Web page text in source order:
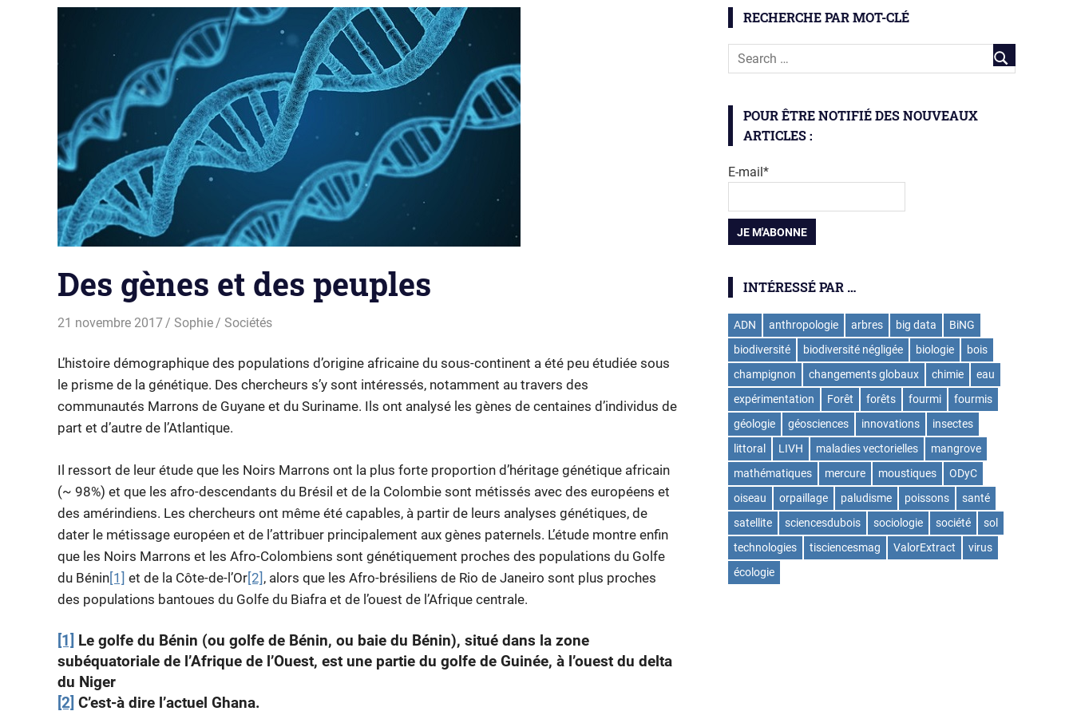
Des gènes et des peuples
21 novembre 2017 Sophie Sociétés
L’histoire démographique des populations d’origine africaine du sous-continent a été peu étudiée sous
le prisme de la génétique. Des chercheurs s’y sont intéressés, notamment au travers des
communautés Marrons de Guyane et du Suriname. Ils ont analysé les gènes de centaines d’individus de
part et d’autre de l’Atlantique.
Il ressort de leur étude que les Noirs Marrons ont la plus forte proportion d’héritage génétique africain
(~ 98%) et que les afro-descendants du Brésil et de la Colombie sont métissés avec des européens et
des amérindiens. Les chercheurs ont même été capables, à partir de leurs analyses génétiques, de
dater le métissage européen et de l’attribuer principalement aux gènes paternels. L’étude montre enfin
que les Noirs Marrons et les Afro-Colombiens sont génétiquement proches des populations du Golfe
du Bénin[1] et de la Côte-de-l’Or[2] , alors que les Afro-brésiliens de Rio de Janeiro sont plus proches
des populations bantoues du Golfe du Biafra et de l’ouest de l’Afrique centrale.
[1] Le golfe du Bénin (ou golfe de Bénin, ou baie du Bénin), situé dans la zone
subéquatoriale de l’Afrique de l’Ouest, est une partie du golfe de Guinée, à l’ouest du delta
du Niger
[2] C’est-à dire l’actuel Ghana.
RECHERCHE PAR MOT-CLÉ
POUR ÊTRE NOTIFIÉ DES NOUVEAUX
ARTICLES :
E-mail*
INTÉRESSÉ PAR …
ADN anthropologie arbres big data
BiNG
biodiversité
biodiversité négligée biologie
bois
champignon
changements globaux chimie
eau
expérimentation
Forêt forêts fourmi
fourmis
géologie
géosciences innovations
insectes
littoral
LIVH maladies vectorielles
mangrove
mathématiques
mercure moustiques
ODyC
oiseau
orpaillage paludisme poissons
santé
satellite
sciencesdubois sociologie société
sol
technologies
tisciencesmag ValorExtract
virus
écologie